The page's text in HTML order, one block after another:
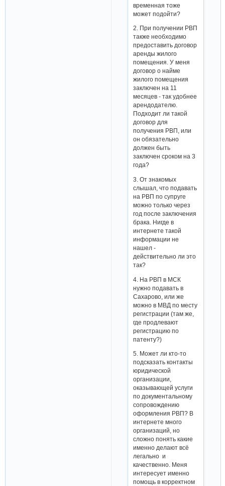
временная тоже
может подойти?
2. При получении РВП
также необходимо
предоставить договор
аренды жилого
помещения. У меня
договор о найме
жилого помещения
заключен на 11
месяцев - так удобнее
арендодателю.
Подходит ли такой
договор для
получения РВП, или
он обязательно
должен быть
заключен сроком на 3
года?
3. От знакомых
слышал, что подавать
на РВП по супруге
можно только через
год после заключения
брака. Нигде в
интернете такой
информации не
нашел -
действительно ли это
так?
4. На РВП в МСК
нужно подавать в
Сахарово, или же
можно в МВД по месту
регистрации (там же,
где продлевают
регистрацию по
патенту?)
5. Может ли кто-то
подсказать контакты
юридической
организации,
оказывающей услуги
по документальному
сопровождению
оформления РВП? В
интернете много
организаций, но
сложно понять какие
именно делают всё
легально и
качественно. Меня
интересует именно
помощь в корректном